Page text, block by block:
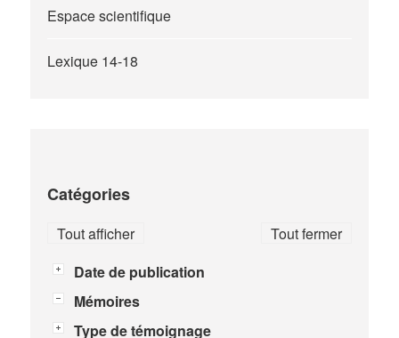
Espace scientifique
Lexique 14-18
Catégories
Tout fermer
Tout afficher
Date de publication
Mémoires
Type de témoignage